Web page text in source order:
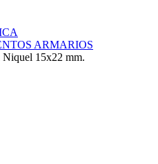
ARMARIOS
Niquel 15x22 mm.